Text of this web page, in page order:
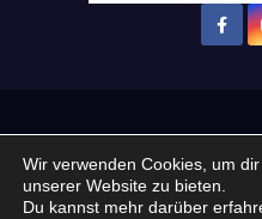
+ Neue
Wir verwenden Cookies, um
unserer Website zu bieten.
Du kannst mehr darüber